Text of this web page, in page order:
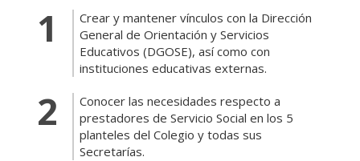
Crear y mantener vínculos con la Dirección
General de Orientación y Servicios
Educativos (DGOSE), así como con
instituciones educativas externas.
Conocer las necesidades respecto a
prestadores de Servicio Social en los 5
planteles del Colegio y todas sus
Secretarías.